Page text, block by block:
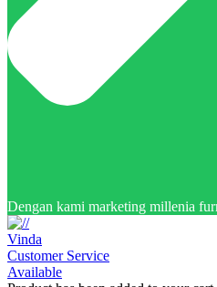
Dengan kami marketing millenia
Vinda
Customer Service
Available